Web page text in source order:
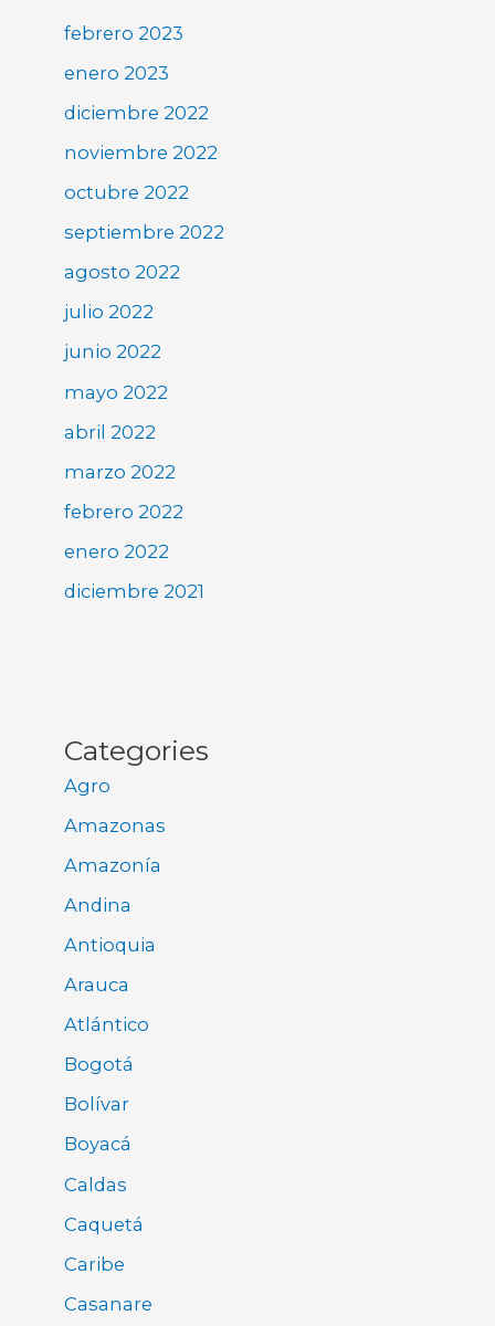
febrero 2023
enero 2023
diciembre 2022
noviembre 2022
octubre 2022
septiembre 2022
agosto 2022
julio 2022
junio 2022
mayo 2022
abril 2022
marzo 2022
febrero 2022
enero 2022
diciembre 2021
Categories
Agro
Amazonas
Amazonía
Andina
Antioquia
Arauca
Atlántico
Bogotá
Bolívar
Boyacá
Caldas
Caquetá
Caribe
Casanare